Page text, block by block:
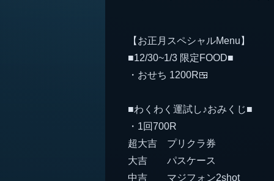
【お正月スペシャルMenu】
■12/30~1/3 限定FOOD■
・おせち 1200R🍱
■わくわく運試し♪おみくじ■
・1回700R
超大吉 プリクラ券
大吉 パスケース
中吉 マジフォン2shot